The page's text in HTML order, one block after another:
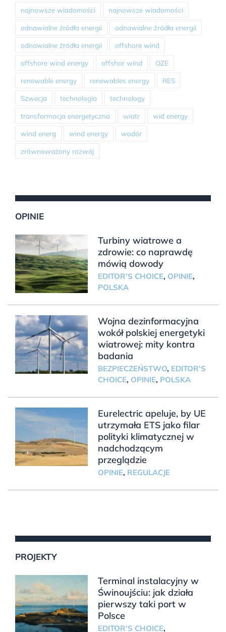
najnowsze wiadomości najnowsze wiadomości
odnawialne źródła energii odnawialne źródła energii
odnawialne źródła energii offshore wind
offshore wind energy offshor wind OZE
renewable energy renewables energy RES
Szwecja technologia technology
transformacja energetyczna wiatr wid energy
wind energ wind energy wodór
zrównoważony rozwój
OPINIE
Turbiny wiatrowe a
zdrowie: co naprawdę
mówią dowody
EDITOR'S CHOICE, OPINIE,
POLSKA
Wojna dezinformacyjna
wokół polskiej energetyki
wiatrowej: mity kontra
badania
BEZPIECZEŃSTWO, EDITOR'S
CHOICE, OPINIE, POLSKA
Eurelectric apeluje, by UE
utrzymała ETS jako filar
polityki klimatycznej w
nadchodzącym
przeglądzie
OPINIE, REGULACJE
PROJEKTY
Terminal instalacyjny w
Świnoujściu: jak działa
pierwszy taki port w
Polsce
EDITOR'S CHOICE,